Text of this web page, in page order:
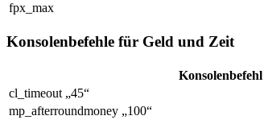
fpx_max
Konsolenbefehle für Geld und Zeit
Konsolenbefehl
cl_timeout „45“
mp_afterroundmoney „100“